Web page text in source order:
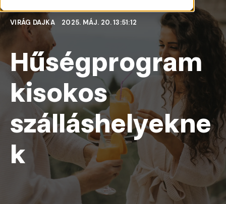
VIRÁG DAJKA 2025. MÁJ. 20. 13:51:12
Hűségprogram
kisokos
szálláshelyekne
k